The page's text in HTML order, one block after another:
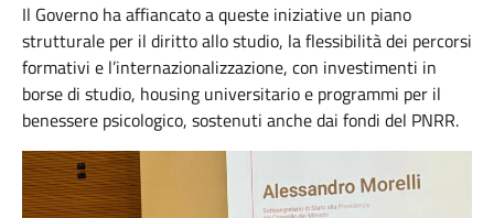
Il Governo ha affiancato a queste iniziative un piano
strutturale per il diritto allo studio, la flessibilità dei percorsi
formativi e l’internazionalizzazione, con investimenti in
borse di studio, housing universitario e programmi per il
benessere psicologico, sostenuti anche dai fondi del PNRR.